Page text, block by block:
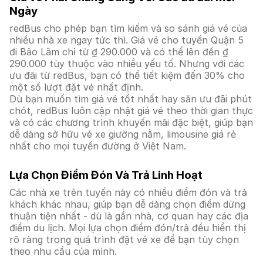
Ngày
redBus cho phép bạn tìm kiếm và so sánh giá vé của
nhiều nhà xe ngay tức thì. Giá vé cho tuyến Quận 5
đi Bảo Lâm chỉ từ ₫ 290.000 và có thể lên đến ₫
290.000 tùy thuộc vào nhiều yếu tố. Nhưng với các
ưu đãi từ redBus, bạn có thể tiết kiệm đến 30% cho
một số lượt đặt vé nhất định.
Dù bạn muốn tìm giá vé tốt nhất hay săn ưu đãi phút
chót, redBus luôn cập nhật giá vé theo thời gian thực
và có các chương trình khuyến mãi đặc biệt, giúp bạn
dễ dàng sở hữu vé xe giường nằm, limousine giá rẻ
nhất cho mọi tuyến đường ở Việt Nam.
Lựa Chọn Điểm Đón Và Trả Linh Hoạt
Các nhà xe trên tuyến này có nhiều điểm đón và trả
khách khác nhau, giúp bạn dễ dàng chọn điểm dừng
thuận tiện nhất - dù là gần nhà, cơ quan hay các địa
điểm du lịch. Mọi lựa chọn điểm đón/trả đều hiển thị
rõ ràng trong quá trình đặt vé xe để bạn tùy chọn
theo nhu cầu của mình.